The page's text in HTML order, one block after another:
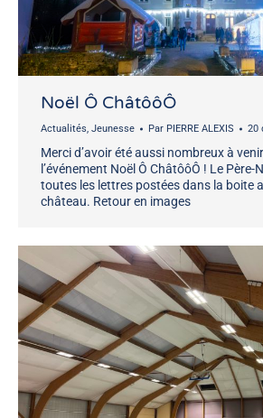
Noël Ô ChâtôôÔ
Actualités, Jeunesse Par PIERRE ALEXIS 20
Merci d’avoir été aussi nombreux à
l’événement Noël Ô ChâtôôÔ ! Le Père-
toutes les lettres postées dans la boite
château. Retour en images